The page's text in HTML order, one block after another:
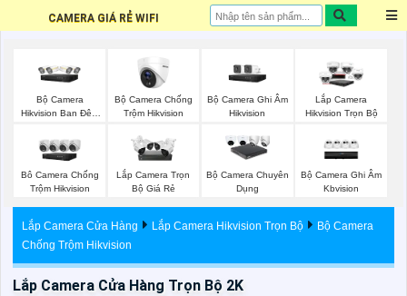
CAMERA GIÁ RẺ WIFI
Bộ Camera
Hikvision Ban Đêm
Bộ Camera Chống
Trộm Hikvision
Bộ Camera Ghi Âm
Hikvision
Lắp Camera
Hikvision Trọn Bộ
Bô Camera Chống
Trộm Hikvision
Lắp Camera Trọn
Bộ Giá Rẻ
Bộ Camera Chuyên
Dụng
Bộ Camera Ghi Âm
Kbvision
Lắp Camera Cửa Hàng Lắp Camera Hikvision Trọn Bộ
Bộ Camera
Chống Trộm Hikvision
Lắp Camera Cửa Hàng Trọn Bộ 2K